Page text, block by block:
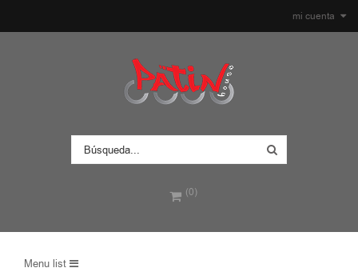
mi cuenta
(0)
Menu list